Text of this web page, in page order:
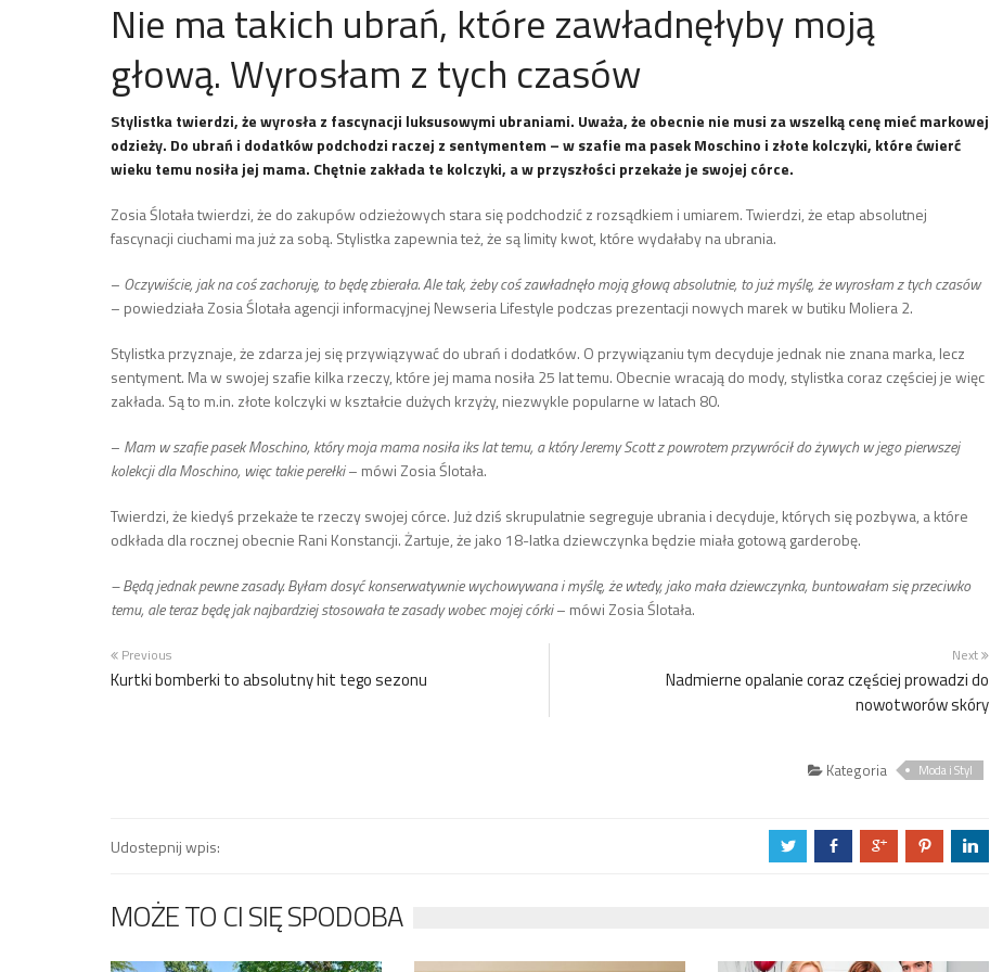
Nie ma takich ubrań, które zawładnęłyby moją
głową. Wyrosłam z tych czasów
Stylistka twierdzi, że wyrosła z fascynacji luksusowymi ubraniami. Uważa, że obecnie nie musi za wszelką cenę mieć markowej
odzieży. Do ubrań i dodatków podchodzi raczej z sentymentem – w szafie ma pasek Moschino i złote kolczyki, które ćwierć
wieku temu nosiła jej mama. Chętnie zakłada te kolczyki, a w przyszłości przekaże je swojej córce.
Zosia Ślotała twierdzi, że do zakupów odzieżowych stara się podchodzić z rozsądkiem i umiarem. Twierdzi, że etap absolutnej
fascynacji ciuchami ma już za sobą. Stylistka zapewnia też, że są limity kwot, które wydałaby na ubrania.
– Oczywiście, jak na coś zachoruję, to będę zbierała. Ale tak, żeby coś zawładnęło moją głową absolutnie, to już myślę, że wyrosłam z tych czasów
– powiedziała Zosia Ślotała agencji informacyjnej Newseria Lifestyle podczas prezentacji nowych marek w butiku Moliera 2.
Stylistka przyznaje, że zdarza jej się przywiązywać do ubrań i dodatków. O przywiązaniu tym decyduje jednak nie znana marka, lecz
sentyment. Ma w swojej szafie kilka rzeczy, które jej mama nosiła 25 lat temu. Obecnie wracają do mody, stylistka coraz częściej je więc
zakłada. Są to m.in. złote kolczyki w kształcie dużych krzyży, niezwykle popularne w latach 80.
– Mam w szafie pasek Moschino, który moja mama nosiła iks lat temu, a który Jeremy Scott z powrotem przywrócił do żywych w jego pierwszej
kolekcji dla Moschino, więc takie perełki– mówi Zosia Ślotała.
Twierdzi, że kiedyś przekaże te rzeczy swojej córce. Już dziś skrupulatnie segreguje ubrania i decyduje, których się pozbywa, a które
odkłada dla rocznej obecnie Rani Konstancji. Żartuje, że jako 18-latka dziewczynka będzie miała gotową garderobę.
– Będą jednak pewne zasady. Byłam dosyć konserwatywnie wychowywana i myślę, że wtedy, jako mała dziewczynka, buntowałam się przeciwko
temu, ale teraz będę jak najbardziej stosowała te zasady wobec mojej córki– mówi Zosia Ślotała.
Previous
Kurtki bomberki to absolutny hit tego sezonu
Next
Nadmierne opalanie coraz częściej prowadzi do
nowotworów skóry
Kategoria Moda i Styl
Udostepnij wpis: a b c d j
MOŻE TO CI SIĘ SPODOBA